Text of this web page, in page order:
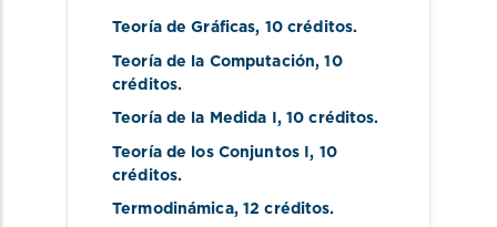
Teoría de Gráficas, 10 créditos.
Teoría de la Computación, 10
créditos.
Teoría de la Medida I , 10 créditos.
Teoría de los Conjuntos I, 10
créditos.
Termodinámica, 12 créditos.